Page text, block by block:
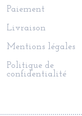
Paiement
Livraison
Mentions légales
Politique de
confidentialité